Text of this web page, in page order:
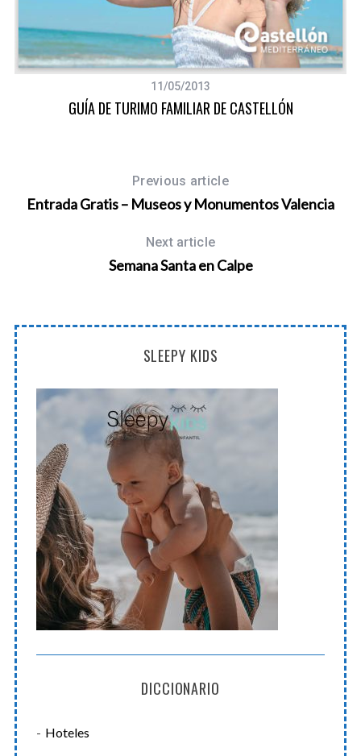
11/05/2013
GUÍA DE TURIMO FAMILIAR DE CASTELLÓN
Previous article
Entrada Gratis – Museos y Monumentos Valencia
Next article
Semana Santa en Calpe
SLEEPY KIDS
DICCIONARIO
Hoteles